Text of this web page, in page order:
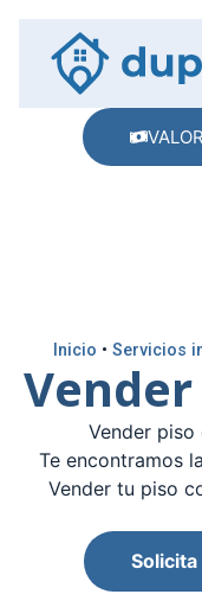
Inicio • Servicios
Vender piso
Te encontramos
Vender tu piso